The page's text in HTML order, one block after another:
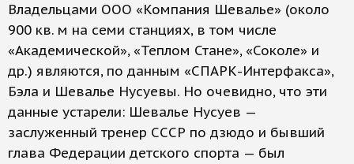
Владельцами ООО «Компания Шевалье» (около
900 кв. м на семи станциях, в том числе
«Академической», «Теплом Стане», «Соколе» и
др.) являются, по данным «СПАРК-Интерфакса»,
Бэла и Шевалье Нусуевы. Но очевидно, что эти
данные устарели: Шевалье Нусуев —
заслуженный тренер СССР по дзюдо и бывший
глава Федерации детского спорта — был